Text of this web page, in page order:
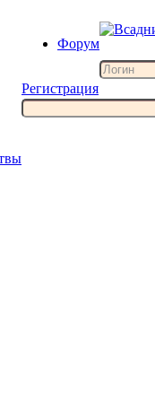
Форум
Регистрация